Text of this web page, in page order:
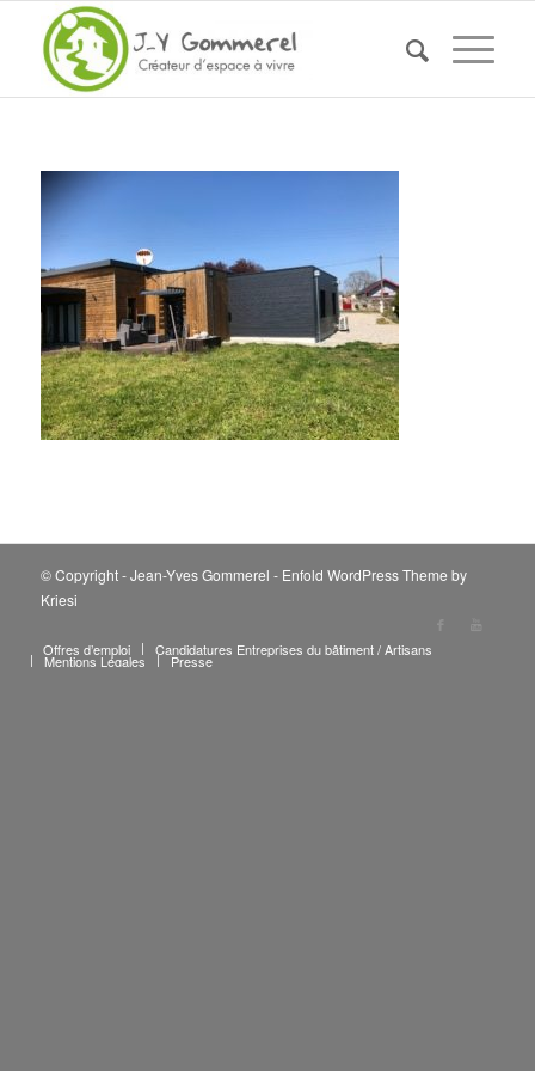
© Copyright - Jean-Yves Gommerel - Enfold WordPress Theme by
Kriesi
Offres d’emploi Candidatures Entreprises du bâtiment / Artisans
Mentions Légales Presse